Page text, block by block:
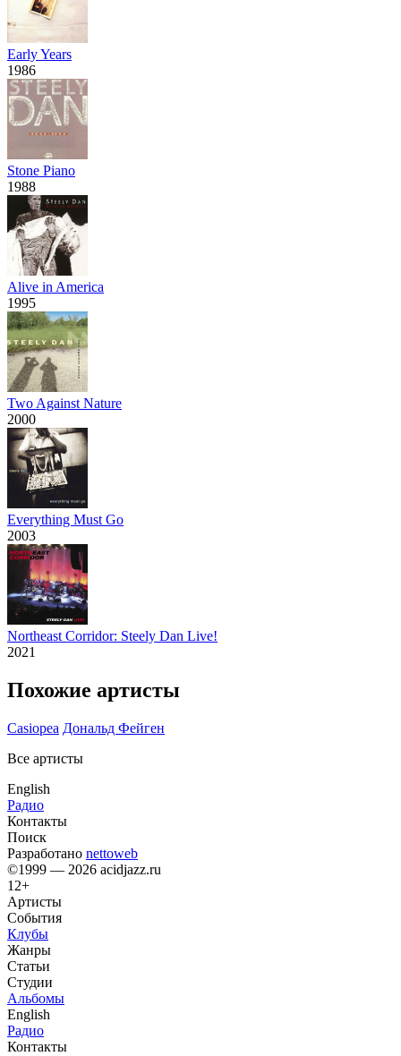
Early Years
1986
Stone Piano
1988
Alive in America
1995
Two Against Nature
2000
Everything Must Go
2003
Northeast Corridor: Steely Dan Live!
2021
Похожие артисты
Casiopea Дональд Фейген
Все артисты
English
Радио
Контакты
Поиск
Разработано nettoweb
©1999 — 2026 acidjazz.ru
12+
Артисты
События
Клубы
Жанры
Статьи
Студии
Альбомы
English
Радио
Контакты